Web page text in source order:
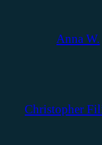
Anna W.
Christopher